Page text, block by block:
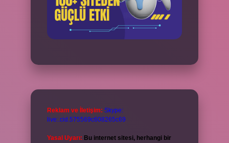
Reklam ve İletişim: Skype:
live:.cid.575569c608265c69
Yasal Uyarı: Bu internet sitesi, herhangi bir